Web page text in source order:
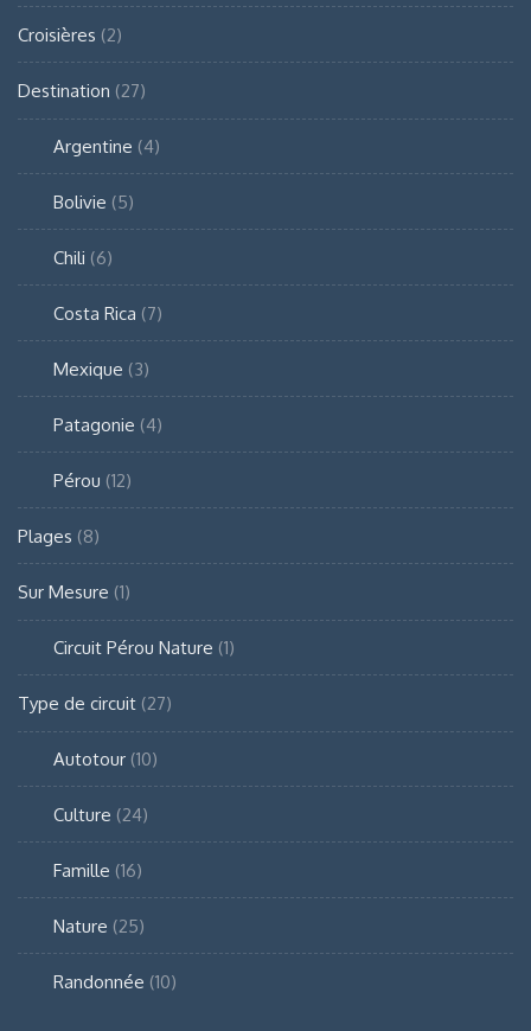
Croisières (2)
Destination (27)
Argentine (4)
Bolivie (5)
Chili (6)
Costa Rica (7)
Mexique (3)
Patagonie (4)
Pérou (12)
Plages (8)
Sur Mesure (1)
Circuit Pérou Nature (1)
Type de circuit (27)
Autotour (10)
Culture (24)
Famille (16)
Nature (25)
Randonnée (10)